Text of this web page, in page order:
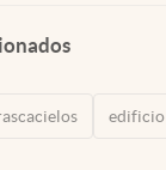
edificio